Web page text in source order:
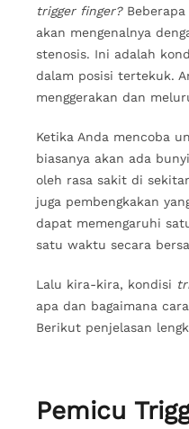
trigger finger?Beberapa
akan mengenalnya
stenosis. Ini adalah
dalam posisi tertekuk.
menggerakan dan
Ketika Anda mencoba
biasanya akan ada
oleh rasa sakit di
juga pembengkakan
dapat memengaruhi
satu waktu secara
Lalu kira-kira, kondisi
apa dan bagaimana
Berikut penjelasan
Pemicu